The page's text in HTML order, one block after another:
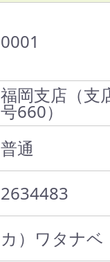
0001
福岡支店（支
号660）
普通
2634483
カ）ワタナベ